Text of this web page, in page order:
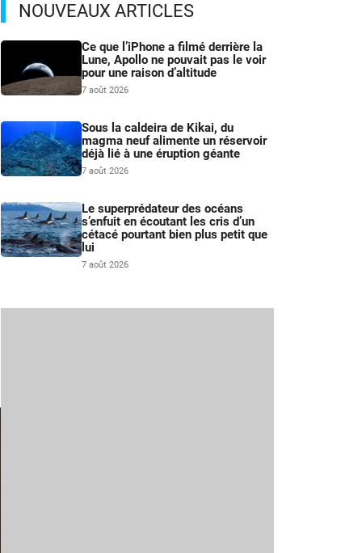
NOUVEAUX ARTICLES
Ce que l’iPhone a filmé derrière la
Lune, Apollo ne pouvait pas le voir
pour une raison d’altitude
7 août 2026
Sous la caldeira de Kikai, du
magma neuf alimente un réservoir
déjà lié à une éruption géante
7 août 2026
Le superprédateur des océans
s’enfuit en écoutant les cris d’un
cétacé pourtant bien plus petit que
lui
7 août 2026